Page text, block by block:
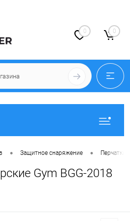
0 0
• Защитное снаряжение • Перчатки
Gym BGG-2018